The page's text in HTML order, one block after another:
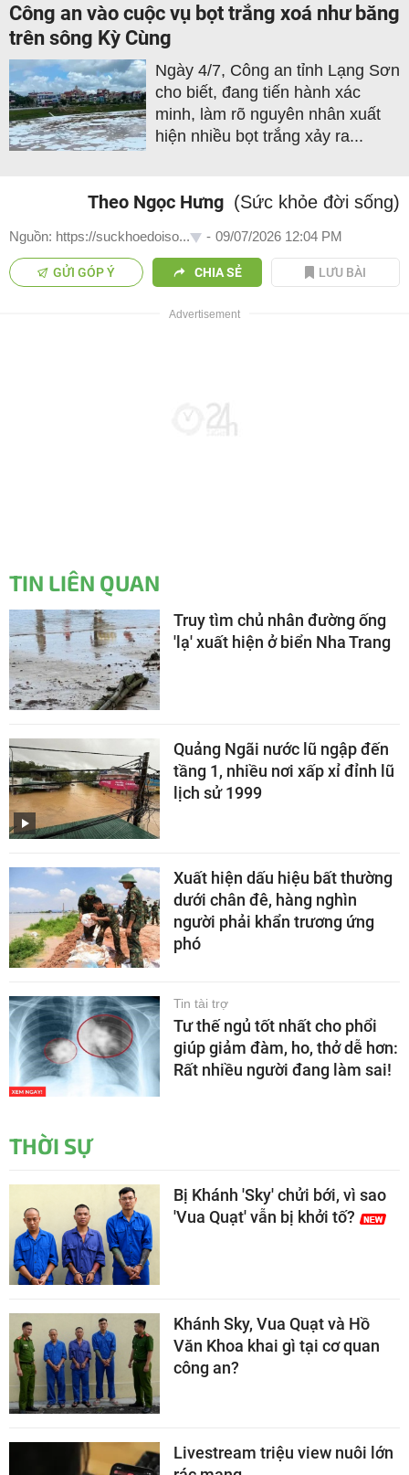
Công an vào cuộc vụ bọt trắng xoá như băng
trên sông Kỳ Cùng
Ngày 4/7, Công an tỉnh Lạng Sơn
cho biết, đang tiến hành xác
minh, làm rõ nguyên nhân xuất
hiện nhiều bọt trắng xảy ra...
Theo Ngọc Hưng (Sức khỏe đời sống)
Nguồn: https://suckhoedoiso... - 09/07/2026 12:04 PM
GỬI GÓP Ý CHIA SẺ LƯU BÀI
TIN LIÊN QUAN
Truy tìm chủ nhân đường ống
'lạ' xuất hiện ở biển Nha Trang
Quảng Ngãi nước lũ ngập đến
tầng 1, nhiều nơi xấp xỉ đỉnh lũ
lịch sử 1999
Xuất hiện dấu hiệu bất thường
dưới chân đê, hàng nghìn
người phải khẩn trương ứng
phó
Tin tài trợ
Tư thế ngủ tốt nhất cho phổi
giúp giảm đàm, ho, thở dễ hơn:
Rất nhiều người đang làm sai!
THỜI SỰ
Bị Khánh 'Sky' chửi bới, vì sao
'Vua Quạt' vẫn bị khởi tố?
Khánh Sky, Vua Quạt và Hồ
Văn Khoa khai gì tại cơ quan
công an?
Livestream triệu view nuôi lớn